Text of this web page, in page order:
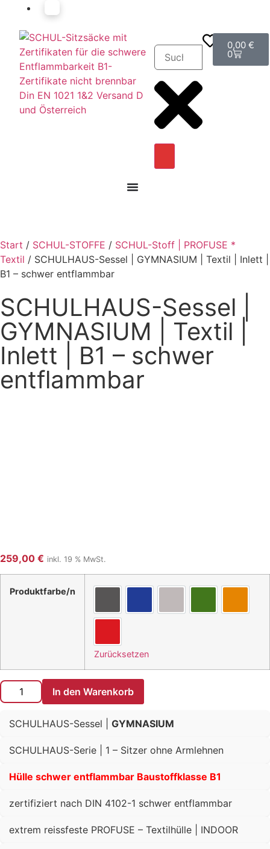
0,00 €
0
Start / SCHUL-STOFFE / SCHUL-Stoff | PROFUSE *
Textil / SCHULHAUS-Sessel | GYMNASIUM | Textil | Inlett |
B1 – schwer entflammbar
SCHULHAUS-Sessel |
GYMNASIUM | Textil |
Inlett | B1 – schwer
entflammbar
259,00 € inkl. 19 % MwSt.
Produktfarbe/n
Zurücksetzen
In den Warenkorb
SCHULHAUS-Sessel | GYMNASIUM
SCHULHAUS-Serie | 1 – Sitzer ohne Armlehnen
Hülle schwer entflammbar Baustoffklasse B1
zertifiziert nach DIN 4102-1 schwer entflammbar
extrem reissfeste PROFUSE – Textilhülle | INDOOR